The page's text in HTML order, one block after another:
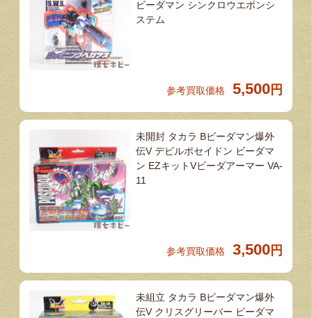
ビーダマン シンクロウエポンシ
ステム
参考買取価格 5,500 円
未開封 タカラ Bビーダマン爆外
伝V デビルポセイドン ビーダマ
ン EZキットVビーダアーマー VA-
11
参考買取価格 3,500 円
未組立 タカラ Bビーダマン爆外
伝V クリスグリーバー ビーダマ